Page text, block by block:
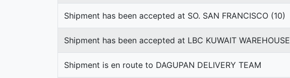
Shipment has been accepted at SO. SAN FRANCISCO (10)
Shipment has been accepted at LBC KUWAIT WAREHOUSE
Shipment is en route to DAGUPAN DELIVERY TEAM